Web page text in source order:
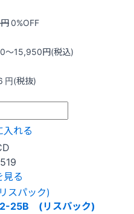
円0%OFF
0〜15,950円(税込)
円(税抜)
入れる
見る
25B (リスパック)